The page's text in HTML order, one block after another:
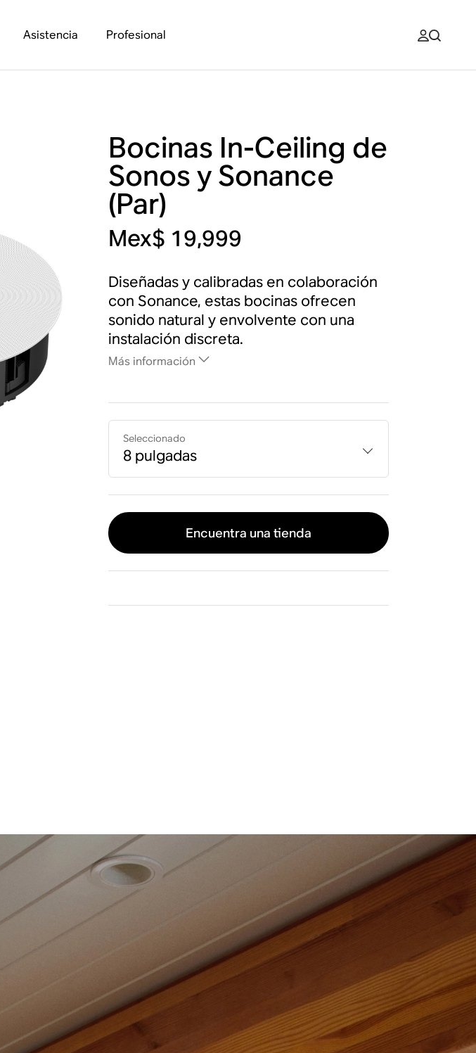
Asistencia Profesional
Bocinas In-Ceiling de
Sonos y Sonance
(Par)
Mex$ 19,999
Diseñadas y calibradas en colaboración
con Sonance, estas bocinas ofrecen
sonido natural y envolvente con una
instalación discreta.
Más información
Seleccionado
8 pulgadas
Encuentra una tienda